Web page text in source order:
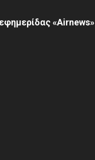
«Airnews»